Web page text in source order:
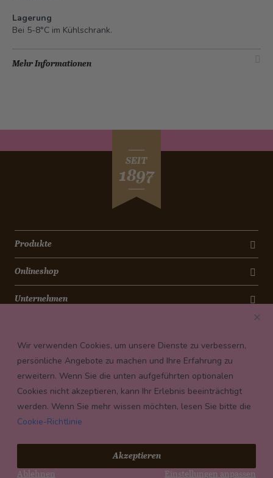
Lagerung
Bei 5-8°C im Kühlschrank.
Mehr Informationen
SEIT
1897
Produkte
Onlineshop
Unternehmen
Payment conditions
Wir verwenden Cookies, um unsere Dienste zu verbessern,
persönliche Angebote zu machen und Ihre Erfahrung zu
erweitern. Wenn Sie die unten aufgeführten optionalen
Cookies nicht akzeptieren, kann Ihr Erlebnis beeinträchtigt
werden. Wenn Sie mehr wissen möchten, lesen Sie bitte die
Cookie-Richtlinie
Akzeptieren
Ablehnen Einstellungen anpassen
© 2026 Confiserie Bachmann, Luzern
Impressum